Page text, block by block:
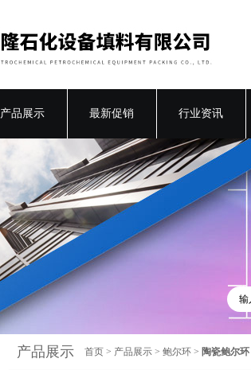
产品展示 最新促销 行业资讯
产品展示 首页 > 产品展示 > 鲍尔环 > 陶瓷鲍尔环